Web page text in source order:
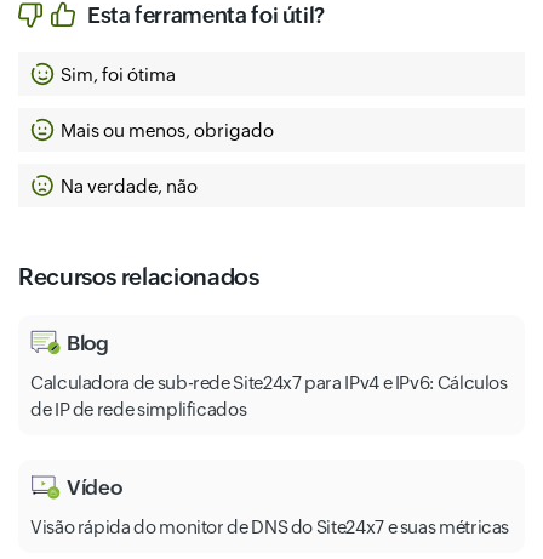
Esta ferramenta foi útil?
Sim, foi ótima
Mais ou menos, obrigado
Na verdade, não
Recursos relacionados
Blog
Calculadora de sub-rede Site24x7 para IPv4 e IPv6: Cálculos
de IP de rede simplificados
Vídeo
Visão rápida do monitor de DNS do Site24x7 e suas métricas